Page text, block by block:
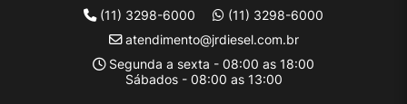
(11) 3298-6000
(11) 3298-6000
atendimento@jrdiesel.com.br
Segunda a sexta - 08:00 as 18:00
Sábados - 08:00 as 13:00